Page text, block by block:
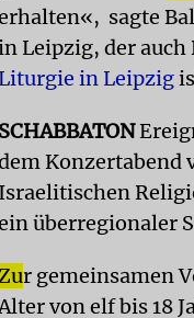
sagte
Leipzig, der auch
Liturgie in Leipzig
SCHABBATON
Konzertabend
Israelitischen
überregionaler
r gemeinsamen
von elf bis 18